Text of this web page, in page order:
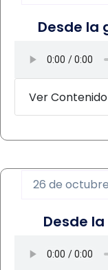
Desde la
Ver Contenido
26 de
Desde